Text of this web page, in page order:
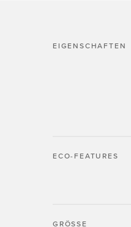
EIGENSCHAFTEN
ECO-FEATURES
GRÖSSE